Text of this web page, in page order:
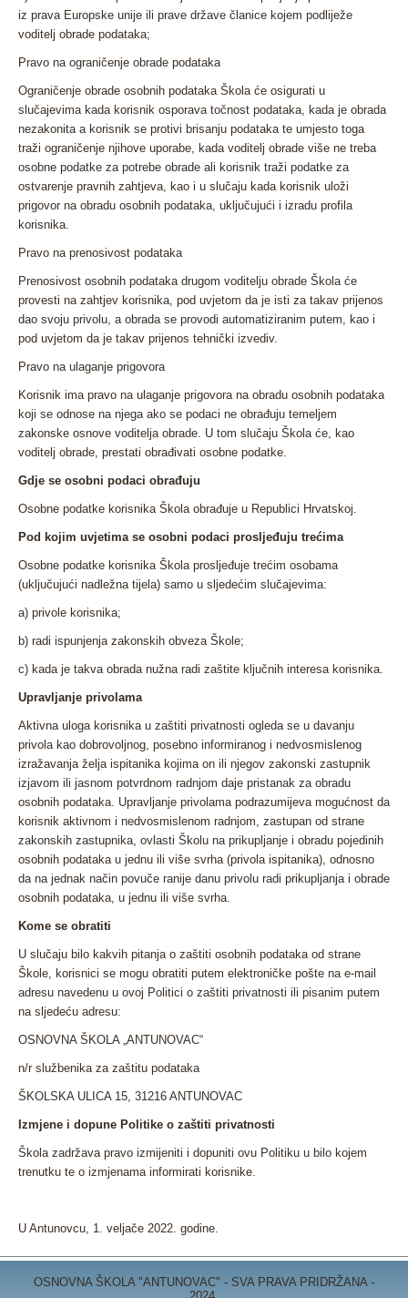
iz prava Europske unije ili prave države članice kojem podliježe
voditelj obrade podataka;
Pravo na ograničenje obrade podataka
Ograničenje obrade osobnih podataka Škola će osigurati u
slučajevima kada korisnik osporava točnost podataka, kada je obrada
nezakonita a korisnik se protivi brisanju podataka te umjesto toga
traži ograničenje njihove uporabe, kada voditelj obrade više ne treba
osobne podatke za potrebe obrade ali korisnik traži podatke za
ostvarenje pravnih zahtjeva, kao i u slučaju kada korisnik uloži
prigovor na obradu osobnih podataka, uključujući i izradu profila
korisnika.
Pravo na prenosivost podataka
Prenosivost osobnih podataka drugom voditelju obrade Škola će
provesti na zahtjev korisnika, pod uvjetom da je isti za takav prijenos
dao svoju privolu, a obrada se provodi automatiziranim putem, kao i
pod uvjetom da je takav prijenos tehnički izvediv.
Pravo na ulaganje prigovora
Korisnik ima pravo na ulaganje prigovora na obradu osobnih podataka
koji se odnose na njega ako se podaci ne obrađuju temeljem
zakonske osnove voditelja obrade. U tom slučaju Škola će, kao
voditelj obrade, prestati obrađivati osobne podatke.
Gdje se osobni podaci obrađuju
Osobne podatke korisnika Škola obrađuje u Republici Hrvatskoj.
Pod kojim uvjetima se osobni podaci prosljeđuju trećima
Osobne podatke korisnika Škola prosljeđuje trećim osobama
(uključujući nadležna tijela) samo u sljedećim slučajevima:
a) privole korisnika;
b) radi ispunjenja zakonskih obveza Škole;
c) kada je takva obrada nužna radi zaštite ključnih interesa korisnika.
Upravljanje privolama
Aktivna uloga korisnika u zaštiti privatnosti ogleda se u davanju
privola kao dobrovoljnog, posebno informiranog i nedvosmislenog
izražavanja želja ispitanika kojima on ili njegov zakonski zastupnik
izjavom ili jasnom potvrdnom radnjom daje pristanak za obradu
osobnih podataka. Upravljanje privolama podrazumijeva mogućnost da
korisnik aktivnom i nedvosmislenom radnjom, zastupan od strane
zakonskih zastupnika, ovlasti Školu na prikupljanje i obradu pojedinih
osobnih podataka u jednu ili više svrha (privola ispitanika), odnosno
da na jednak način povuče ranije danu privolu radi prikupljanja i obrade
osobnih podataka, u jednu ili više svrha.
Kome se obratiti
U slučaju bilo kakvih pitanja o zaštiti osobnih podataka od strane
Škole, korisnici se mogu obratiti putem elektroničke pošte na e-mail
adresu navedenu u ovoj Politici o zaštiti privatnosti ili pisanim putem
na sljedeću adresu:
OSNOVNA ŠKOLA „ANTUNOVAC“
n/r službenika za zaštitu podataka
ŠKOLSKA ULICA 15, 31216 ANTUNOVAC
Izmjene i dopune Politike o zaštiti privatnosti
Škola zadržava pravo izmijeniti i dopuniti ovu Politiku u bilo kojem
trenutku te o izmjenama informirati korisnike.
U Antunovcu, 1. veljače 2022. godine.
OSNOVNA ŠKOLA "ANTUNOVAC" - SVA PRAVA PRIDRŽANA -